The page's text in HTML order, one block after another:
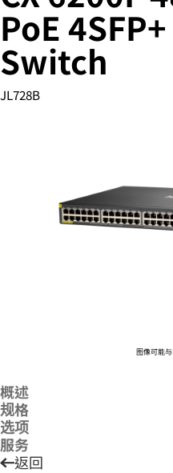
您的购物
PoE
Switch
JL728B
图像可能
概述
规格
选项
服务
返回